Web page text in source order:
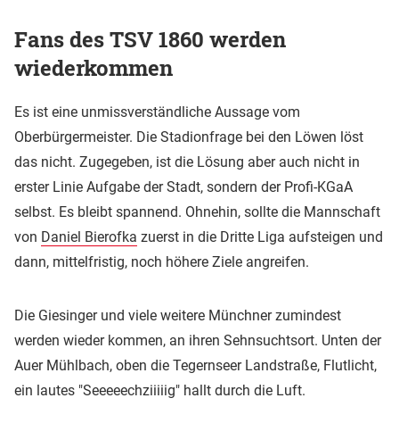
Fans des TSV 1860 werden
wiederkommen
Es ist eine unmissverständliche Aussage vom
Oberbürgermeister. Die Stadionfrage bei den Löwen löst
das nicht. Zugegeben, ist die Lösung aber auch nicht in
erster Linie Aufgabe der Stadt, sondern der Profi-KGaA
selbst. Es bleibt spannend. Ohnehin, sollte die Mannschaft
von Daniel Bierofka zuerst in die Dritte Liga aufsteigen und
dann, mittelfristig, noch höhere Ziele angreifen.
Die Giesinger und viele weitere Münchner zumindest
werden wieder kommen, an ihren Sehnsuchtsort. Unten der
Auer Mühlbach, oben die Tegernseer Landstraße, Flutlicht,
ein lautes "Seeeeechziiiiig" hallt durch die Luft.